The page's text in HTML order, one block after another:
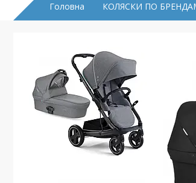
Головна КОЛЯСКИ ПО